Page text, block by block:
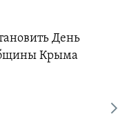
День
Крыма